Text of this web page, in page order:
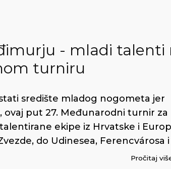
- mladi talenti
turniru
središte mladog nogometa jer
put 27. Međunarodni turnir za
ekipe iz Hrvatske i
do Udinesea, Ferencvárosa i
Pročitaj